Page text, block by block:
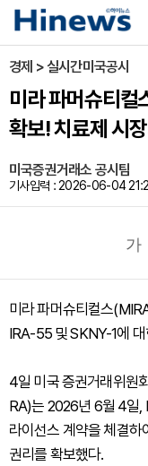
경제 > 실시간미국공시
미라 파머슈티컬
확보! 치료제 시
미국증권거래소 공시팀
기사입력 : 2026-06-04
가
미라 파머슈티컬스
IRA-55 및 SKNY-1에
4일 미국 증권거래위원
RA)는 2026년 6월 4일,
라이선스 계약을 체결
권리를 확보했다.